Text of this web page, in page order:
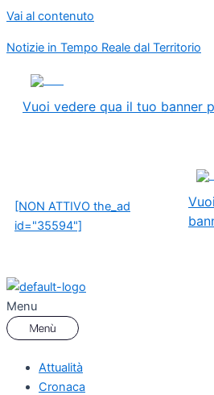
Vai al contenuto
Notizie in Tempo Reale dal Territorio
Vuoi vedere qua il tuo banner
[NON ATTIVO the_ad
id="35594"]
Menu
Attualità
Cronaca